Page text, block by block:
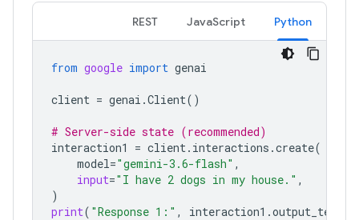
Python
JavaScript
REST
from google import genai
client = genai .Client()
# Server-side state (recommended)
interaction1
= client. interactions .create(
model="gemini-3.6-flash" ,
input="I have 2 dogs in my house." ,
)
print( "Response 1:" , interaction1 .output_text